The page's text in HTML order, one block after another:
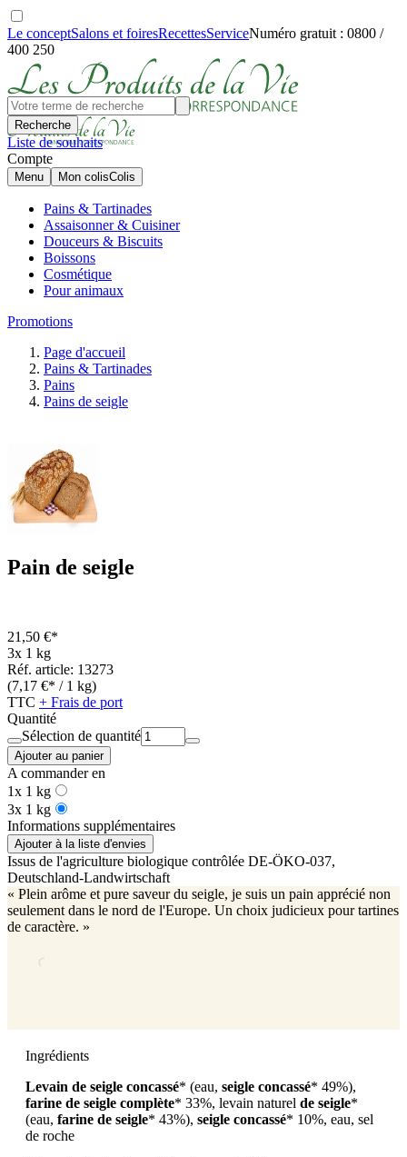
Le conceptSalons et foiresRecettesServiceNuméro gratuit : 0800 /
400 250
Recherche
Liste de souhaits
Compte
Menu Mon colisColis
Pains & Tartinades
Assaisonner & Cuisiner
Douceurs & Biscuits
Boissons
Cosmétique
Pour animaux
Promotions
Page d'accueil
Pains & Tartinades
Pains
Pains de seigle
Pain de seigle
21,50 €*
3x 1 kg
Réf. article: 13273
(7,17 €* / 1 kg)
TTC + Frais de port
Quantité
Sélection de quantité
Ajouter au panier
A commander en
1x 1 kg
3x 1 kg
Informations supplémentaires
Ajouter à la liste d'envies
Issus de l'agriculture biologique contrôlée DE-ÖKO-037,
Deutschland-Landwirtschaft
« Plein arôme et pure saveur du seigle, je suis un pain apprécié non
seulement dans le nord de l'Europe. Un choix judicieux pour tartines
de caractère. »
Ingrédients
Levain de seigle concassé* (eau, seigle concassé* 49%),
farine de seigle complète* 33%, levain naturel de seigle*
(eau, farine de seigle* 43%), seigle concassé* 10%, eau, sel
de roche